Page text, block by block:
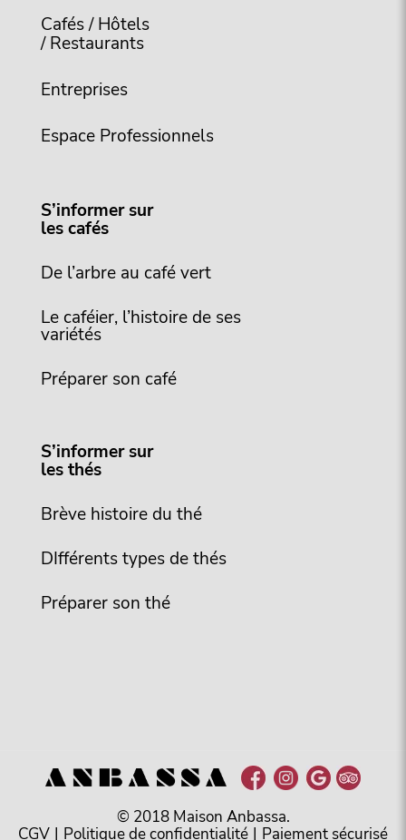
Cafés / Hôtels
/ Restaurants
Entreprises
Espace Professionnels
S’informer sur
les cafés
De l’arbre au café vert
Le caféier, l’histoire de ses
variétés
Préparer son café
S’informer sur
les thés
Brève histoire du thé
DIfférents types de thés
Préparer son thé
© 2018 Maison Anbassa.
CGV | Politique de confidentialité | Paiement sécurisé